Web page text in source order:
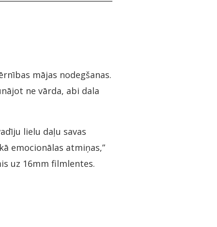
mājas nodegšanas.
ne vārda, abi dala
lielu daļu savas
emocionālas atmiņas,”
uz 16mm filmlentes.